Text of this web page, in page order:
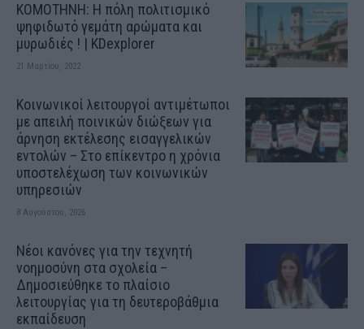
ΚΟΜΟΤΗΝΗ: H πόλη πολιτισμικό
ψηφιδωτό γεμάτη αρώματα και
μυρωδιές ! | KDexplorer
21 Μαρτίου, 2022
Κοινωνικοί λειτουργοί αντιμέτωποι
με απειλή ποινικών διώξεων για
άρνηση εκτέλεσης εισαγγελικών
εντολών – Στο επίκεντρο η χρόνια
υποστελέχωση των κοινωνικών
υπηρεσιών
8 Αυγούστου, 2026
Νέοι κανόνες για την τεχνητή
νοημοσύνη στα σχολεία –
Δημοσιεύθηκε το πλαίσιο
λειτουργίας για τη δευτεροβάθμια
εκπαίδευση